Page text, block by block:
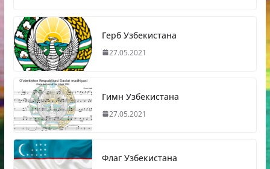
Герб Узбекистана
27.05.2021
Гимн Узбекистана
27.05.2021
Флаг Узбекистана